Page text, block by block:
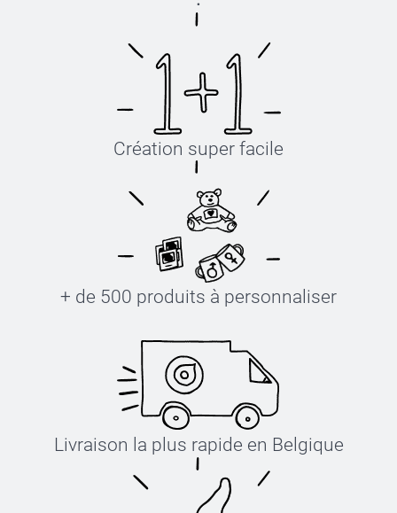
Création super facile
+ de 500 produits à personnaliser
Livraison la plus rapide en Belgique